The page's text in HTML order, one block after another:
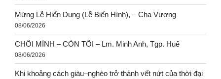
Mừng Lễ Hiển Dung (Lễ Biến Hình), – Cha Vương
08/06/2026
CHỐI MÌNH – CÒN TÔI – Lm. Minh Anh, Tgp. Huế
08/06/2026
Khi khoảng cách giàu–nghèo trở thành vết nứt của thời đại